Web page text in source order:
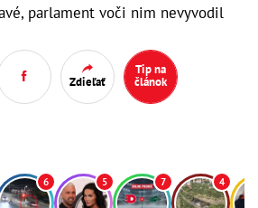
parlament voči nim nevyvodil
Zdieľať
Tip na
článok
6 5 7 4